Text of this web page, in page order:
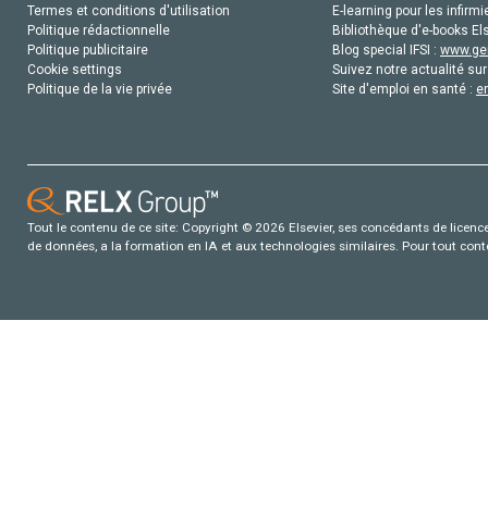
Termes et conditions d'utilisation
Politique rédactionnelle
Politique publicitaire
Cookie settings
Politique de la vie privée
E-learning pour les
Bibliothèque d'e-books
Blog special IFSI :
Suivez notre actualité
Site d'emploi en santé :
Tout le contenu de ce site: Copyright © 2026 Elsevier, ses concédants de
de données, a la formation en IA et aux technologies similaires. Pour tout